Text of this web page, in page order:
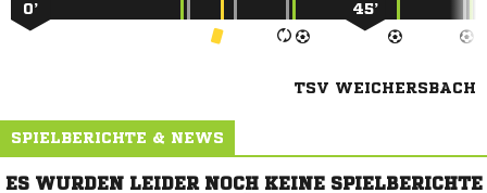
0’ 45’
TSV WEICHERSBACH
SPIELBERICHTE & NEWS
ES WURDEN LEIDER NOCH KEINE SPIELBERICHTE